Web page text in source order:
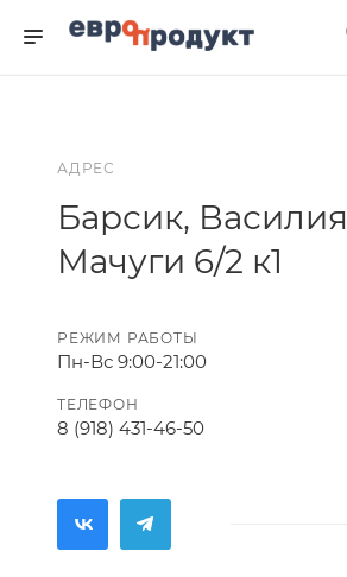
АДРЕС
Барсик, Василия
Мачуги 6/2 к1
РЕЖИМ РАБОТЫ
Пн-Вс 9:00-21:00
ТЕЛЕФОН
8 (918) 431-46-50